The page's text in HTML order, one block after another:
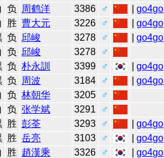
负 周鹤洋 3386 ♂ |go4go
胜 曹大元 3226 ♂ |go4go
负 邱峻 3278 ♂ |go4go
负 邱峻 3278
♂
负 朴永訓 3399 ♂ |go4go
负 周波 3184 ♂ |go4go
负 林朝华 3205
♂
负 张学斌 3291
♂
胜 彭荃 3293 ♂ |go4go
胜 岳亮 3103 ♂ |go4go
胜 趙漢乘 3326 ♂ |go4go